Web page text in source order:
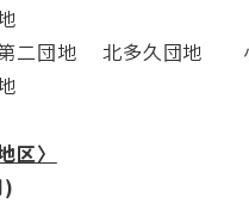
第二団地 北多久団地
区〉
)